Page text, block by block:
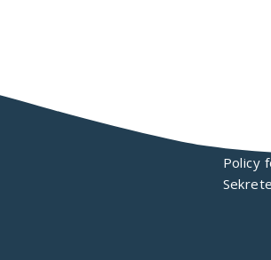
Policy